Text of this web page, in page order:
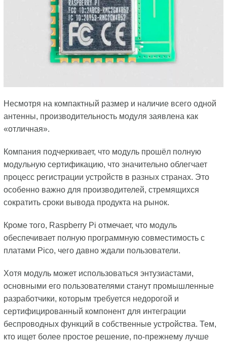
Несмотря на компактный размер и наличие всего одной
антенны, производительность модуля заявлена как
«отличная».
Компания подчеркивает, что модуль прошёл полную
модульную сертификацию, что значительно облегчает
процесс регистрации устройств в разных странах. Это
особенно важно для производителей, стремящихся
сократить сроки вывода продукта на рынок.
Кроме того, Raspberry Pi отмечает, что модуль
обеспечивает полную программную совместимость с
платами Pico, чего давно ждали пользователи.
Хотя модуль может использоваться энтузиастами,
основными его пользователями станут промышленные
разработчики, которым требуется недорогой и
сертифицированный компонент для интеграции
беспроводных функций в собственные устройства. Тем,
кто ищет более простое решение, по-прежнему лучше